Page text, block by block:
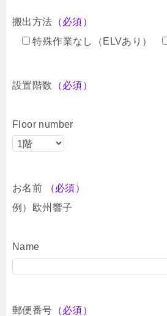
搬出方法 （必須）
特殊作業なし（ELVあり）
設置階数 （必須）
Floor number
お名前
（必須）
例）欧州響子
Name
郵便番号 （必須）